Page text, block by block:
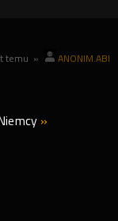
temu » ANONIM.ABI
»